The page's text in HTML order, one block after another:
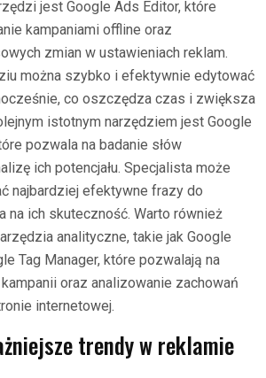
jest Google Ads Editor, które
kampaniami offline oraz
zmian w ustawieniach reklam.
można szybko i efektywnie edytować
co oszczędza czas i zwiększa
istotnym narzędziem jest Google
pozwala na badanie słów
ich potencjału. Specjalista może
najbardziej efektywne frazy do
na ich skuteczność. Warto również
analityczne, takie jak Google
Tag Manager, które pozwalają na
oraz analizowanie zachowań
internetowej.
trendy w reklamie